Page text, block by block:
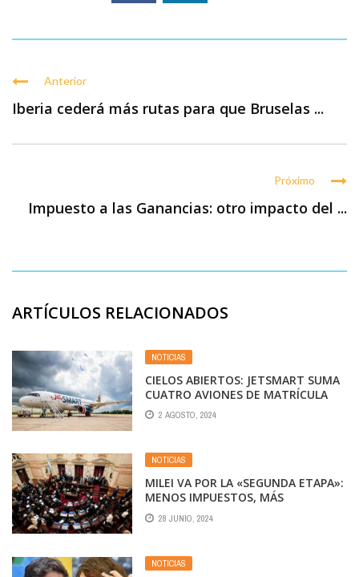
Anterior
Iberia cederá más rutas para que Bruselas ...
Próximo
Impuesto a las Ganancias: otro impacto del ...
ARTÍCULOS RELACIONADOS
NOTICIAS
CIELOS ABIERTOS: JETSMART SUMA
CUATRO AVIONES DE MATRÍCULA
CHILENA
2 AGOSTO, 2024
NOTICIAS
MILEI VA POR LA «SEGUNDA ETAPA»:
MENOS IMPUESTOS, MÁS
PRIVATIZACIONES, STURZENEGGER
A PLENO Y OTRA REFORMA ESTATAL
28 JUNIO, 2024
NOTICIAS